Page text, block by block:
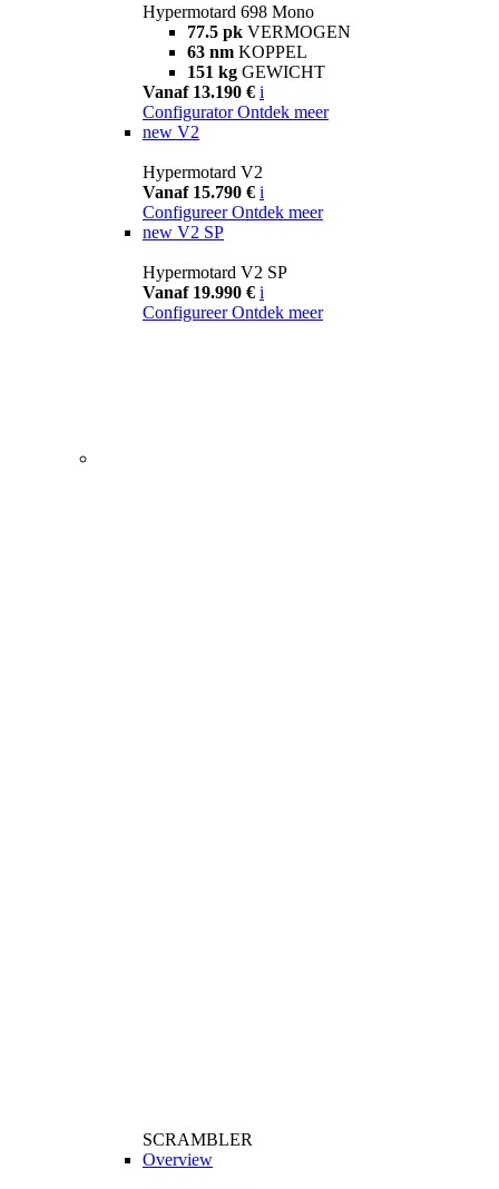
Hypermotard 698 Mono
77.5 pk VERMOGEN
63 nm KOPPEL
151 kg GEWICHT
Vanaf 13.190 € i
Configurator Ontdek meer
new V2
Hypermotard V2
Vanaf 15.790 € i
Configureer Ontdek meer
new V2 SP
Hypermotard V2 SP
Vanaf 19.990 € i
Configureer Ontdek meer
SCRAMBLER
Overview